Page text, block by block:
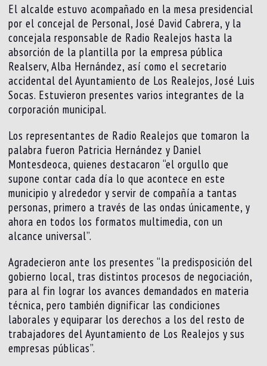
El alcalde estuvo acompañado en la mesa presidencial
por el concejal de Personal, José David Cabrera, y la
concejala responsable de Radio Realejos hasta la
absorción de la plantilla por la empresa pública
Realserv, Alba Hernández, así como el secretario
accidental del Ayuntamiento de Los Realejos, José Luis
Socas. Estuvieron presentes varios integrantes de la
corporación municipal.
Los representantes de Radio Realejos que tomaron la
palabra fueron Patricia Hernández y Daniel
Montesdeoca, quienes destacaron “el orgullo que
supone contar cada día lo que acontece en este
municipio y alrededor y servir de compañía a tantas
personas, primero a través de las ondas únicamente, y
ahora en todos los formatos multimedia, con un
alcance universal”.
Agradecieron ante los presentes “la predisposición del
gobierno local, tras distintos procesos de negociación,
para al fin lograr los avances demandados en materia
técnica, pero también dignificar las condiciones
laborales y equiparar los derechos a los del resto de
trabajadores del Ayuntamiento de Los Realejos y sus
empresas públicas”.